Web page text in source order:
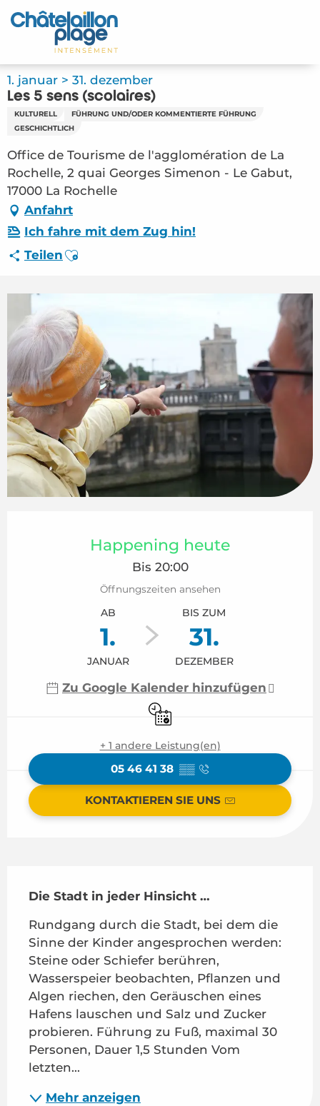
Aller
au
principal
Startseite - DE
Entdecken Sie
Aktivitäten
Treffpunkt
Ihr Aufenthalt - DE
FMA – Les 5 sens (scolaires) (La Rochelle)
#6002993
1. januar > 31. dezember
Les 5 sens (scolaires)
KULTURELL
FÜHRUNG UND/ODER KOMMENTIERTE FÜHRUNG
GESCHICHTLICH
Office de Tourisme de l'agglomération de La
Rochelle, 2 quai Georges Simenon - Le Gabut,
17000 La Rochelle
Anfahrt
Ich fahre mit dem Zug hin!
Teilen Ajouter aux favoris
Happening heute
Bis 20:00
Öffnungszeiten ansehen
AB
1.
JANUAR
BIS ZUM
31.
DEZEMBER
Zu Google Kalender hinzufügen
Nur mit Reservierung
+ 1 andere Leistung(en)
05 46 41 38 ▒▒
KONTAKTIEREN SIE UNS
Die Stadt in jeder Hinsicht …
Rundgang durch die Stadt, bei dem die
Sinne der Kinder angesprochen werden:
Steine oder Schiefer berühren,
Wasserspeier beobachten, Pflanzen und
Algen riechen, den Geräuschen eines
Hafens lauschen und Salz und Zucker
probieren. Führung zu Fuß, maximal 30
Personen, Dauer 1,5 Stunden Vom
letzten...
Mehr anzeigen